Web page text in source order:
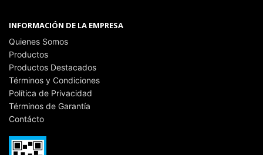
INFORMACIÓN DE LA EMPRESA
Quienes Somos
Productos
Productos Destacados
Términos y Condiciones
Política de Privacidad
Términos de Garantía
Contácto